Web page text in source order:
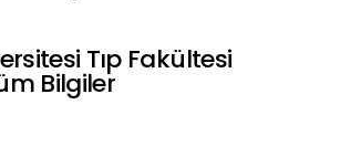
Tıp Fakültesi
Bilgiler